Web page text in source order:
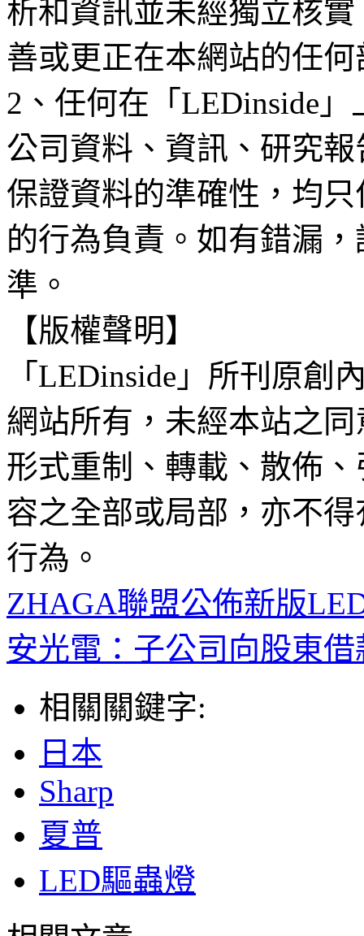
析和資訊並未經獨立核
善或更正在本網站的任
2、任何在「LEDinside
公司資料、資訊、研究
保證資料的準確性，均
的行為負責。如有錯漏
準。
【版權聲明】
「LEDinside」所刊原創
網站所有，未經本站之
形式重制、轉載、散佈
容之全部或局部，亦不
行為。
ZHAGA聯盟公佈新版
安光電：子公司向股東
相關關鍵字:
日本
Sharp
夏普
LED驅蟲燈